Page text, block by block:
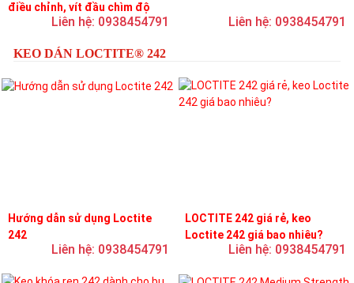
điều chỉnh, vít đầu chìm độ
bền thấpLiên hệ: 0938454791 Liên hệ: 0938454791
KEO DÁN LOCTITE® 242
Hướng dẫn sử dụng Loctite
242
Liên hệ: 0938454791
LOCTITE 242 giá rẻ, keo
Loctite 242 giá bao nhiêu?
Liên hệ: 0938454791